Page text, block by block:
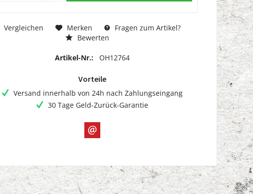
Vergleichen Merken
Fragen zum Artikel?
Bewerten
Artikel-Nr.: OH12764
Vorteile
Versand innerhalb von 24h nach Zahlungseingang
30 Tage Geld-Zurück-Garantie